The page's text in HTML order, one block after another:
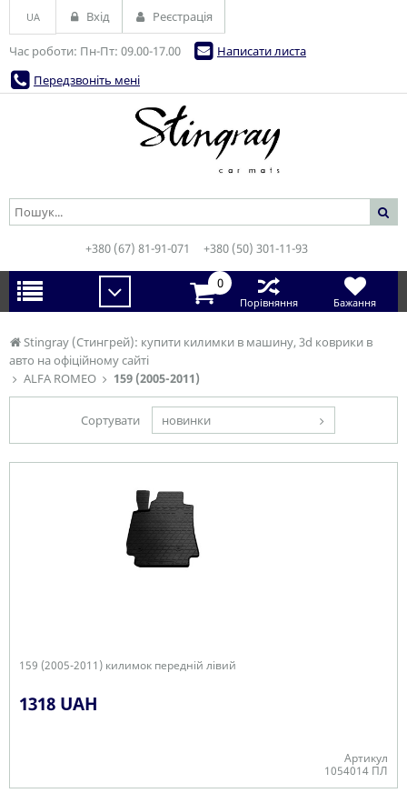
Stingray (Стингрей): купити килимки в машину, 3d коврики в
авто на офіційному сайті
ALFA ROMEO
159 (2005-2011)
Сортувати новинки
159 (2005-2011) килимок передній лівий
1318 UAH
Артикул
1054014 ПЛ
Час роботи: Пн-Пт: 09.00-17.00
Написати листа
Передзвоніть мені
UA Вхід Реєстрація
+380 (67) 81-91-071 +380 (50) 301-11-93
0
Порівняння Бажання